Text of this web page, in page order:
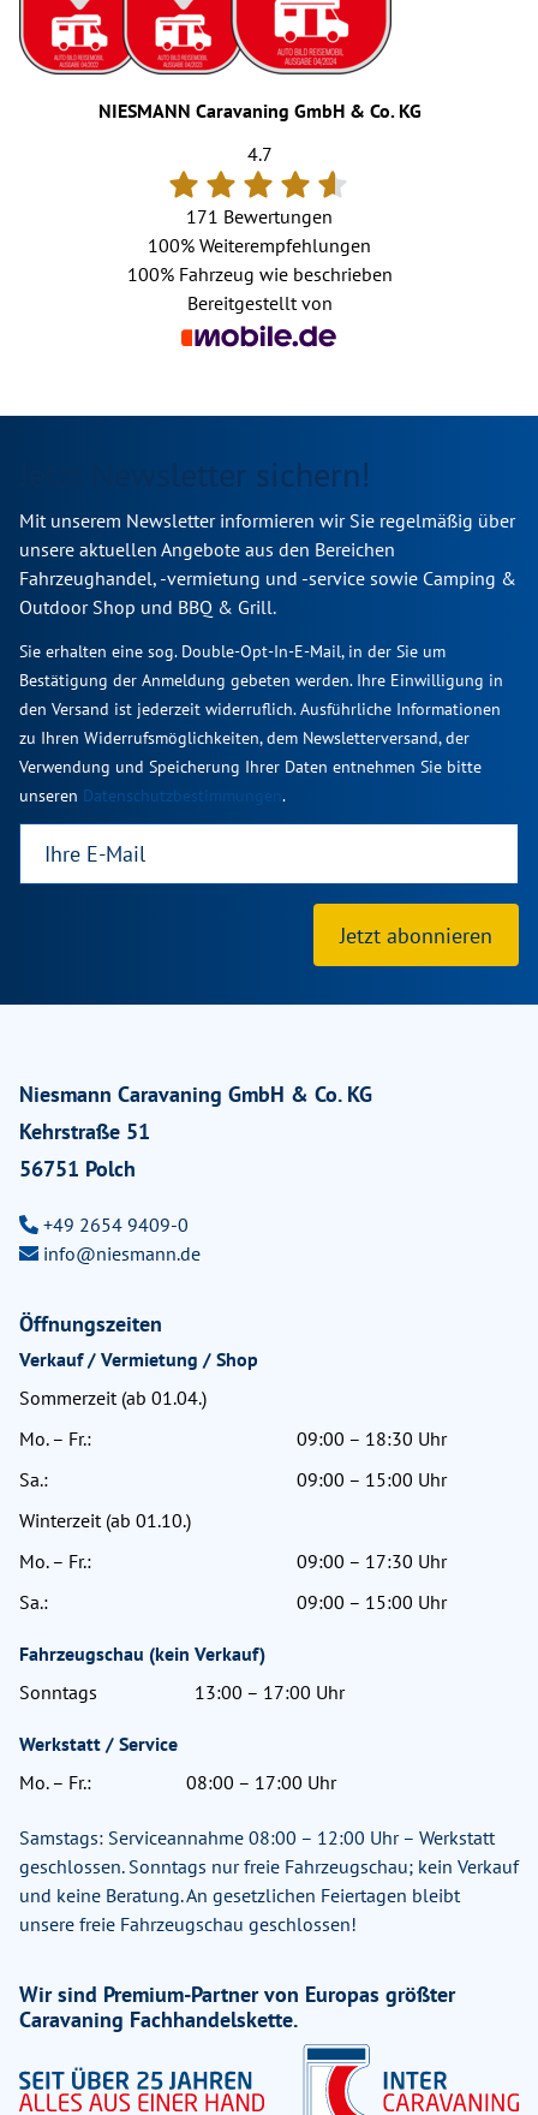
NIESMANN Caravaning GmbH & Co. KG
4.7
171 Bewertungen
100% Weiterempfehlungen
100%Fahrzeug wie beschrieben
Bereitgestellt von
Jetzt Newsletter sichern!
Mit unserem Newsletter informieren wir Sie regelmäßig über
unsere aktuellen Angebote aus den Bereichen
Fahrzeughandel, -vermietung und -service sowie Camping &
Outdoor Shop und BBQ & Grill.
Sie erhalten eine sog. Double-Opt-In-E-Mail, in der Sie um
Bestätigung der Anmeldung gebeten werden. Ihre Einwilligung in
den Versand ist jederzeit widerruflich. Ausführliche Informationen
zu Ihren Widerrufsmöglichkeiten, dem Newsletterversand, der
Verwendung und Speicherung Ihrer Daten entnehmen Sie bitte
unseren Datenschutzbestimmungen.
Jetzt abonnieren
Niesmann Caravaning GmbH & Co. KG
Kehrstraße 51
56751 Polch
+49 2654 9409-0
info@niesmann.de
Öffnungszeiten
Verkauf / Vermietung / Shop
Sommerzeit (ab 01.04.)
Mo. – Fr.:
09:00 – 18:30 Uhr
Sa.:
09:00 – 15:00 Uhr
Winterzeit (ab 01.10.)
Mo. – Fr.:
09:00 – 17:30 Uhr
Sa.:
09:00 – 15:00 Uhr
Fahrzeugschau (kein Verkauf)
Sonntags
13:00 – 17:00 Uhr
Werkstatt / Service
Mo. – Fr.:
08:00 – 17:00 Uhr
Samstags: Serviceannahme 08:00 – 12:00 Uhr – Werkstatt
geschlossen. Sonntags nur freie Fahrzeugschau; kein Verkauf
und keine Beratung. An gesetzlichen Feiertagen bleibt
unsere freie Fahrzeugschau geschlossen!
Wir sind Premium-Partner von Europas größter
Caravaning Fachhandelskette.